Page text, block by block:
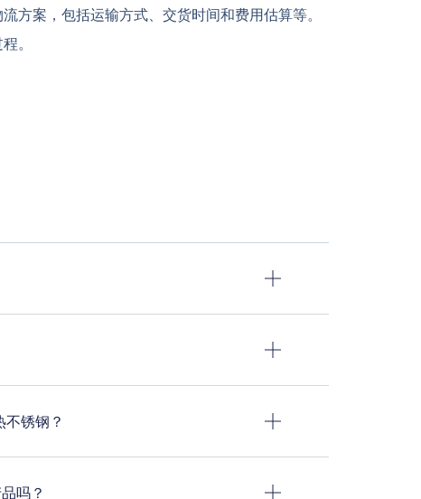
方案，包括运输方式、交货时间和费用估算等。
。
锈钢？
吗？